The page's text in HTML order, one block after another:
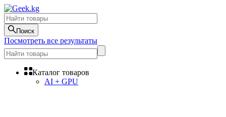
Поиск
Посмотреть все результаты
Каталог товаров
AI + GPU